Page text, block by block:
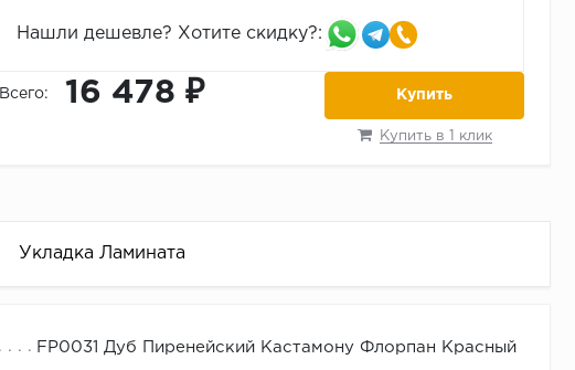
Нашли дешевле? Хотите скидку?:
Всего: 16 478 ₽ Купить
Купить в 1 клик
Укладка Ламината
FP0031 Дуб Пиренейский Кастамону Флорпан Красный